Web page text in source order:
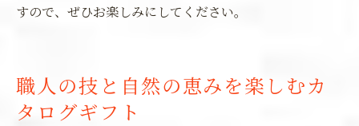
すので、ぜひお楽しみにしてください。
職人の技と自然の恵みを楽しむカ
タログギフト